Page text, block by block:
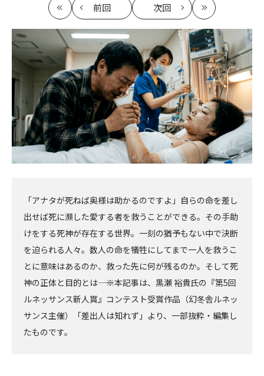
最
初
前回
記
事
へ
次回
記
事
へ
最
新
「アナタが死ねば奥様は助かるのですよ」自らの命を差し
出せば死に瀕した愛する者を救うことができる。その手助
けをする死神が存在する世界。一刻の猶予もない中で決断
を迫られる人々。数人の命を犠牲にしてまで一人を救うこ
とに意味はあるのか、救った先に何が残るのか。そして死
神の正体と目的とは―― ※本記事は、黒瀬 裕貴氏の『第5回
ルネッサンス新人賞』コンテスト受賞作品（幻冬舎ルネッ
サンス主催）「差出人は知れず」より、一部抜粋・編集し
たものです。